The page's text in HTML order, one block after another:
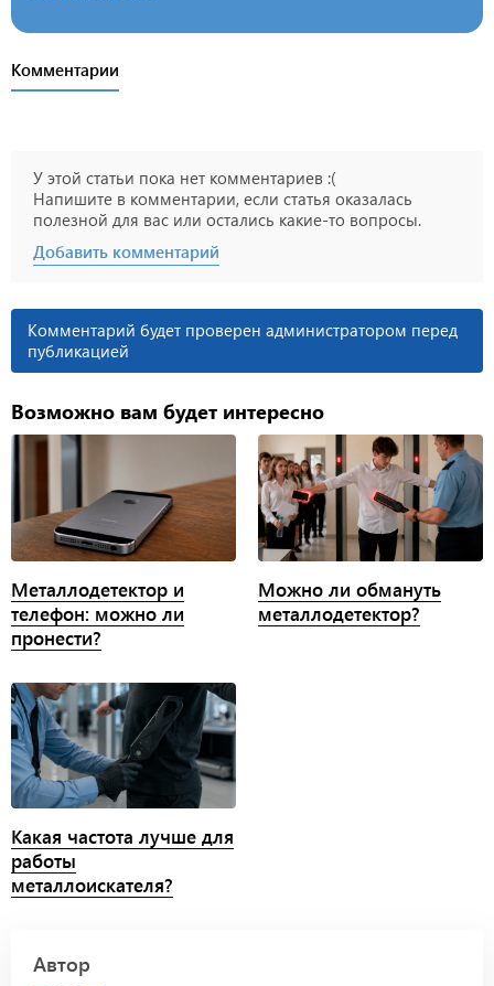
Комментарии
У этой статьи пока нет комментариев :(
Напишите в комментарии, если статья оказалась
полезной для вас или остались какие-то вопросы.
Добавить комментарий
Комментарий будет проверен администратором перед
публикацией
Возможно вам будет интересно
Металлодетектор и
телефон: можно ли
пронести?
Можно ли обмануть
металлодетектор?
Какая частота лучше для
работы
металлоискателя?
Автор